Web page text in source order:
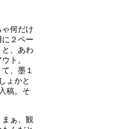
何だけ
２ペー
、あわ
ト。
、墨１
ょかと
稿。そ
ぁ、観